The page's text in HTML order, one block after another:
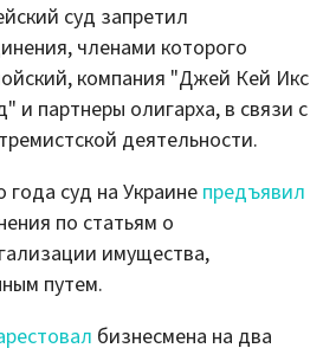
суд запретил
членами которого
компания "Джей Кей Икс
и партнеры олигарха, в связи с
деятельности.
суд на Украине предъявил
по статьям о
имущества,
путем.
бизнесмена на два